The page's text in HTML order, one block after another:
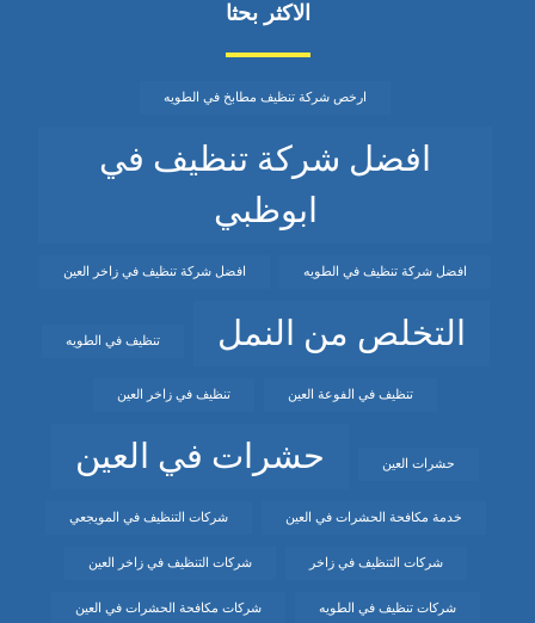
الاكثر بحثا
ارخص شركة تنظيف مطابخ في الطويه
افضل شركة تنظيف في
ابوظبي
افضل شركة تنظيف في الطويه افضل شركة تنظيف في زاخر العين
التخلص من النمل تنظيف في الطويه
تنظيف في الفوعة العين تنظيف في زاخر العين
حشرات العين حشرات في العين
خدمة مكافحة الحشرات في العين شركات التنظيف في المويجعي
شركات التنظيف في زاخر شركات التنظيف في زاخر العين
شركات تنظيف في الطويه شركات مكافحة الحشرات في العين